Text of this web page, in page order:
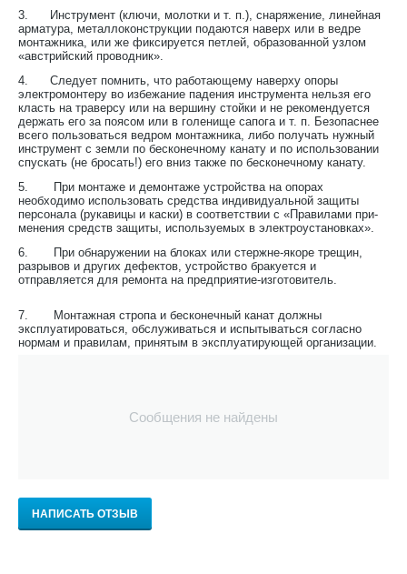
3.
Инструмент (ключи, молотки и т. п.), снаряжение, линейная
арматура, металлоконструкции подаются наверх или в ведре
монтажника, или же фиксируется петлей, образованной узлом
«австрийский проводник».
4. Следует помнить, что работающему наверху опоры
электромонтеру во избежание падения инструмента нельзя его
класть на траверсу или на вершину стойки и не рекомендуется
держать его за поясом или в голенище сапога и т. п. Безопаснее
всего пользоваться ведром монтажника, либо получать нужный
инструмент с земли по бесконечному канату и по использовании
спускать (не бросать!) его вниз также по бесконечному канату.
5.
При монтаже и демонтаже устройства на опорах
необходимо использовать средства индивидуальной защиты
персонала (рукавицы и каски) в соответствии с «Правилами при­
менения средств защиты, используемых в электроустановках».
6.
При обнаружении на блоках или стержне-якоре трещин,
разрывов и других дефектов, устройство бракуется и
отправляется для ремонта на пред­приятие-изготовитель.
7. Монтажная стропа и бесконечный канат должны
эксплуатироваться, обслуживаться и испытываться согласно
нормам и правилам, принятым в эксплуатирующей организации.
Сообщения не найдены
НАПИСАТЬ ОТЗЫВ